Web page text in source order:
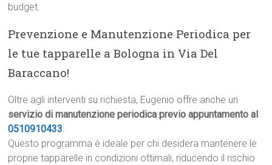
budget.
Prevenzione e Manutenzione Periodica per
le tue tapparelle a Bologna in Via Del
Baraccano!
Oltre agli interventi su richiesta, Eugenio offre anche un
servizio di manutenzione periodica previo appuntamento al
0510910433.
Questo programma è ideale per chi desidera mantenere le
proprie tapparelle in condizioni ottimali, riducendo il rischio